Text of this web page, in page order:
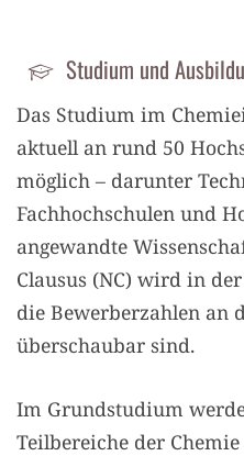
Studium und
Das Studium im
aktuell an rund 50
möglich – darunter
Fachhochschulen und
angewandte
Clausus (NC) wird in
die Bewerberzahlen an
überschaubar sind.
Im Grundstudium
Teilbereiche der